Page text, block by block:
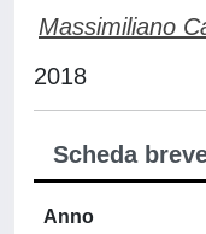
Massimiliano
2018
Scheda
Anno